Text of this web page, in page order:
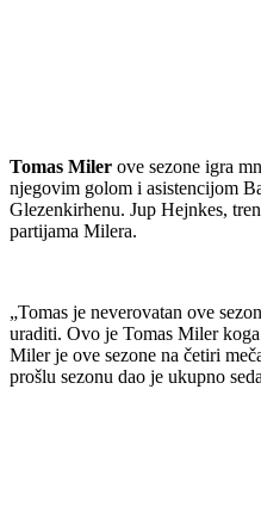
Tomas Miler ove sezone igra
njegovim golom i asistencijom
Glezenkirhenu. Jup Hejnkes,
partijama Milera.
„Tomas je neverovatan ove
uraditi. Ovo je Tomas Miler
Miler je ove sezone na četiri
prošlu sezonu dao je ukupno